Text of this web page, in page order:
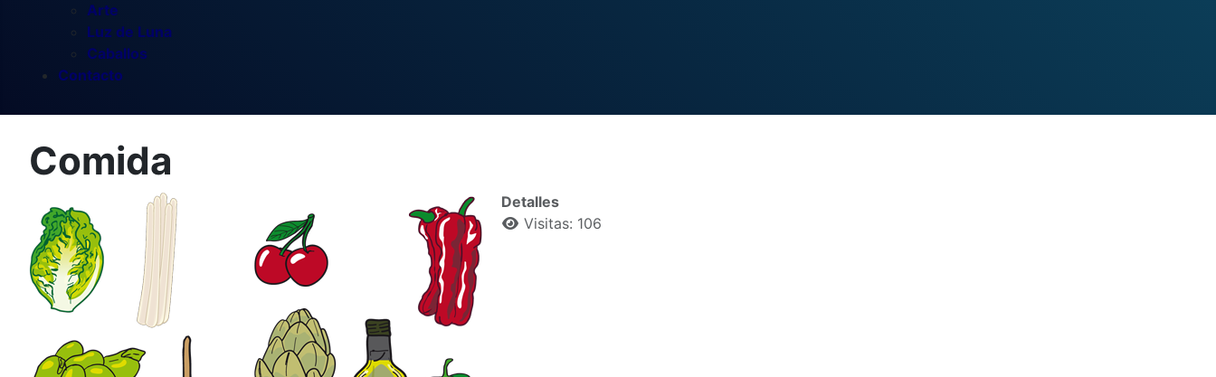
Arte
Luz de Luna
Caballos
Contacto
Comida
Detalles
Visitas: 106